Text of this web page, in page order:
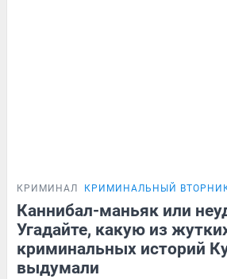
КРИМИНАЛ КРИМИНАЛЬНЫЙ
Каннибал-маньяк или
Угадайте, какую из
криминальных историй
выдумали